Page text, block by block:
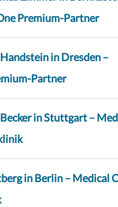
Premium-Partner
in Dresden –
Partner
in Stuttgart –
in Berlin – Medical